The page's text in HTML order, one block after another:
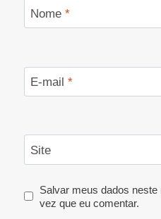
Nome *
E-mail *
Site
Salvar meus dados
vez que eu comentar.